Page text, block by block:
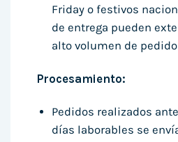
Friday o festivos
de entrega pueden
alto volumen de
Procesamiento:
Pedidos realizados
días laborables se